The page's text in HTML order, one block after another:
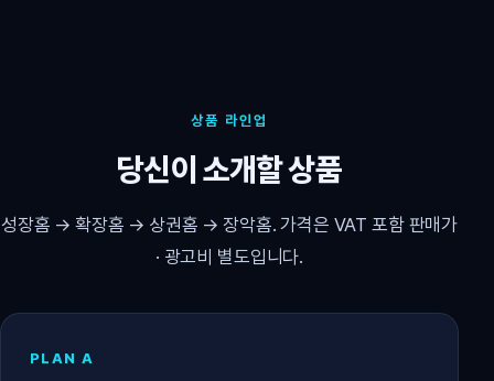
상품 라인업
당신이 소개할 상품
성장홈 → 확장홈 → 상권홈 → 장악홈. 가격은 VAT 포함 판매가
· 광고비 별도입니다.
PLAN A